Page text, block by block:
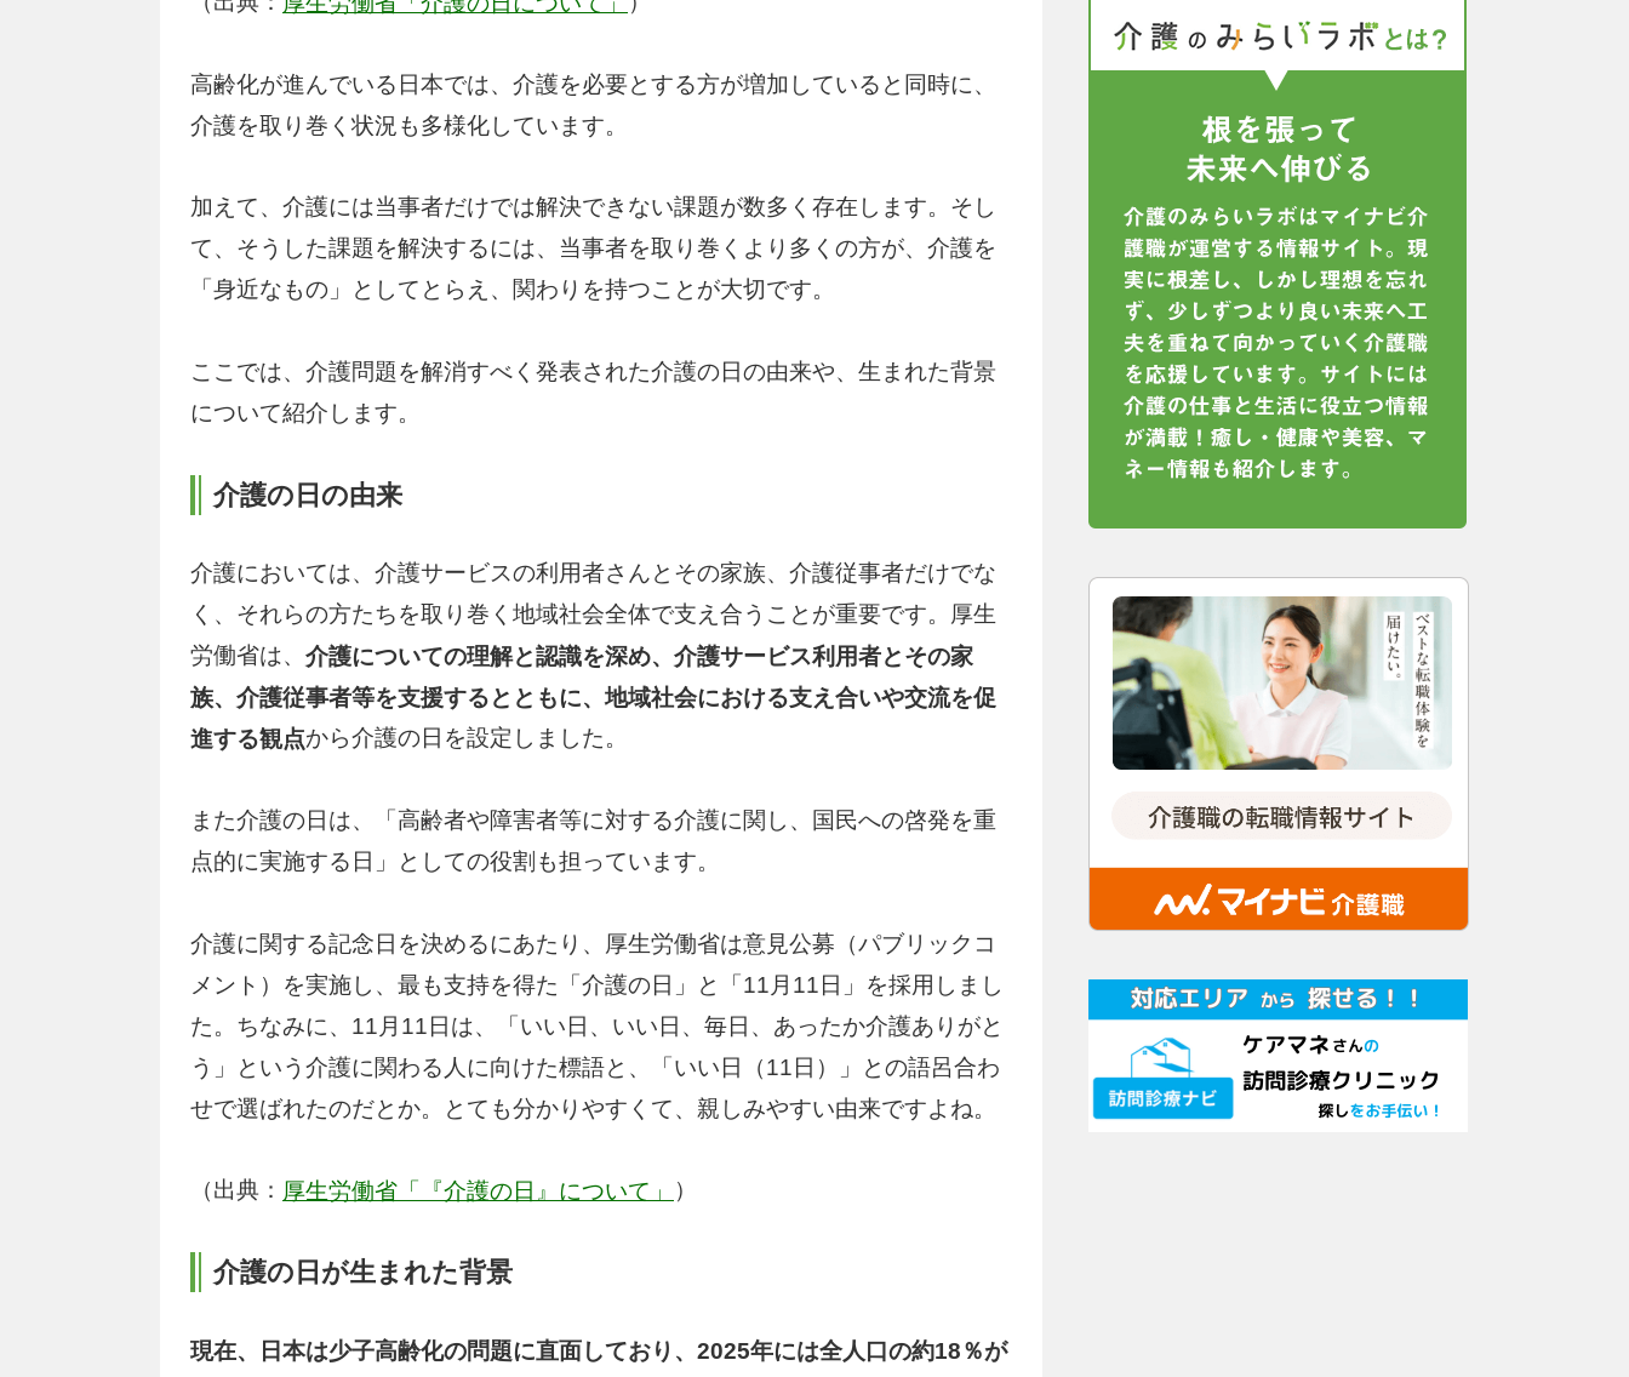
高齢化が進んでいる日本では、介護を必要とする方が増加していると同時に、
介護を取り巻く状況も多様化しています。
加えて、介護には当事者だけでは解決できない課題が数多く存在します。そし
て、そうした課題を解決するには、当事者を取り巻くより多くの方が、介護を
「身近なもの」としてとらえ、関わりを持つことが大切です。
ここでは、介護問題を解消すべく発表された介護の日の由来や、生まれた背景
について紹介します。
介護の日の由来
介護においては、介護サービスの利用者さんとその家族、介護従事者だけでな
く、それらの方たちを取り巻く地域社会全体で支え合うことが重要です。厚生
労働省は、 介護についての理解と認識を深め、介護サービス利用者とその家
族、介護従事者等を支援するとともに、地域社会における支え合いや交流を促
進する観点から介護の日を設定しました。
また介護の日は、「高齢者や障害者等に対する介護に関し、国民への啓発を重
点的に実施する日」としての役割も担っています。
介護に関する記念日を決めるにあたり、厚生労働省は意見公募（パブリックコ
メント）を実施し、最も支持を得た「介護の日」と「11月11日」を採用しまし
た。ちなみに、11月11日は、「いい日、いい日、毎日、あったか介護ありがと
う」という介護に関わる人に向けた標語と、「いい日（11日）」との語呂合わ
せで選ばれたのだとか。とても分かりやすくて、親しみやすい由来ですよね。
（出典： 厚生労働省「『介護の日』について」 ）
介護の日が生まれた背景
現在、日本は少子高齢化の問題に直面しており、2025年には全人口の約18％が